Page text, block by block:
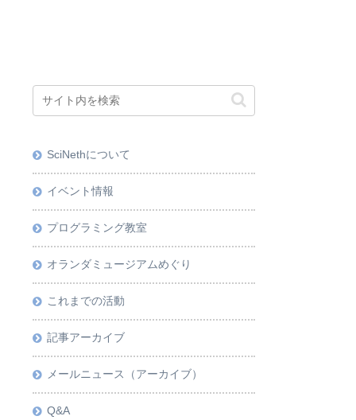
SciNethについて
イベント情報
プログラミング教室
オランダミュージアムめぐり
これまでの活動
記事アーカイブ
メールニュース（アーカイブ）
Q&A